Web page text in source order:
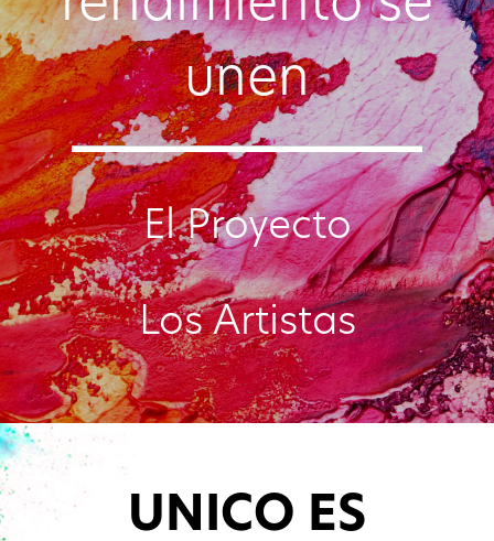
unen
El Proyecto
Los Artistas
UNICO ES